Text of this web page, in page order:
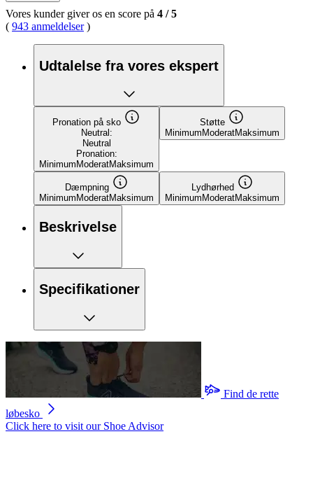
Vores kunder giver os en score på 4 /5
( 943 anmeldelser)
Udtalelse fra vores ekspert
Pronation på sko
Neutral:
Neutral
Pronation:
Minimum ModeratMaksimum
Støtte
Minimum ModeratMaksimum
Dæmpning
Minimum ModeratMaksimum
Lydhørhed
Minimum ModeratMaksimum
Beskrivelse
Specifikationer
Find de rette
løbesko
Click here to visit our Shoe Advisor